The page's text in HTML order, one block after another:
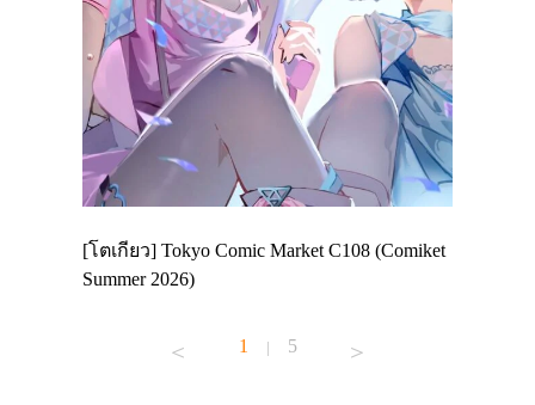
[โตเกียว] Tokyo Comic Market C108 (Comiket
Summer 2026)
1 | 5